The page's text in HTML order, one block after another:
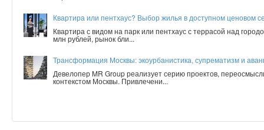
Квартира или пентхаус? Выбор жилья в доступном ценовом
Квартира с видом на парк или пентхаус с террасой над
млн рублей, рынок бли...
Трансформация Москвы: экоурбанистика, супрематизм и
Девелопер MR Group реализует серию проектов,
контекстом Москвы. Привлечени...